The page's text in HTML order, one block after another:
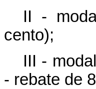
II -
cento);
III -
- rebate de